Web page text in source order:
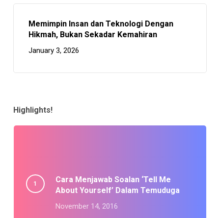
Memimpin Insan dan Teknologi Dengan
Hikmah, Bukan Sekadar Kemahiran
January 3, 2026
Highlights!
Cara Menjawab Soalan ‘Tell Me
About Yourself’ Dalam Temuduga
November 14, 2016